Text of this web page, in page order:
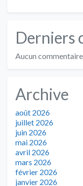
Derniers
Aucun
Archive
août 2026
juillet 2026
juin 2026
mai 2026
avril 2026
mars 2026
février 2026
janvier 2026